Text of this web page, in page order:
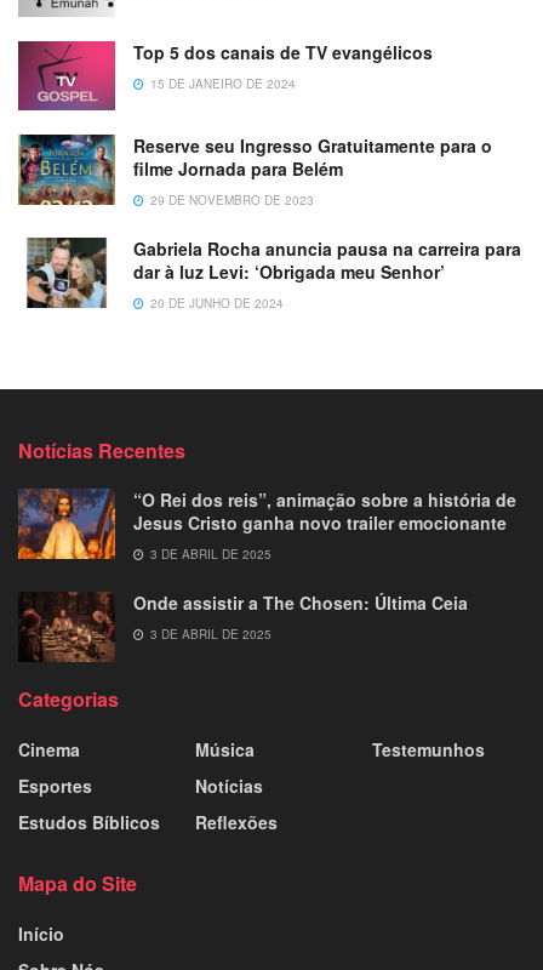
Top 5 dos canais de TV evangélicos
15 DE JANEIRO DE 2024
Reserve seu Ingresso Gratuitamente para o
filme Jornada para Belém
29 DE NOVEMBRO DE 2023
Gabriela Rocha anuncia pausa na carreira para
dar à luz Levi: ‘Obrigada meu Senhor’
20 DE JUNHO DE 2024
Notícias Recentes
“O Rei dos reis”, animação sobre a história de
Jesus Cristo ganha novo trailer emocionante
3 DE ABRIL DE 2025
Onde assistir a The Chosen: Última Ceia
3 DE ABRIL DE 2025
Categorias
Cinema
Esportes
Estudos Bíblicos
Música
Notícias
Reflexões
Testemunhos
Mapa do Site
Início